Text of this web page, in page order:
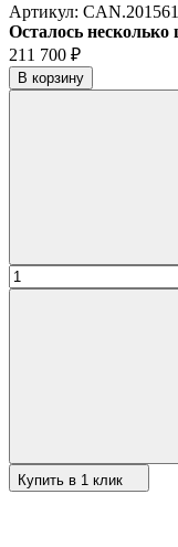
Артикул:
Осталось несколько
211 700 ₽
В корзину
Купить в 1 клик